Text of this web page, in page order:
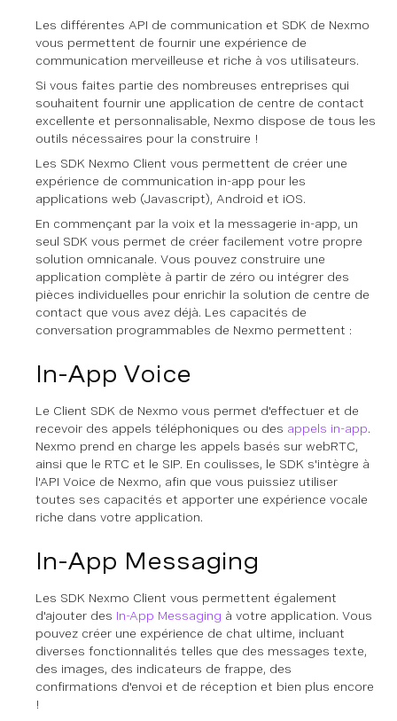
Les différentes API de communication et SDK de Nexmo
vous permettent de fournir une expérience de
communication merveilleuse et riche à vos utilisateurs.
Si vous faites partie des nombreuses entreprises qui
souhaitent fournir une application de centre de contact
excellente et personnalisable, Nexmo dispose de tous les
outils nécessaires pour la construire !
Les SDK Nexmo Client vous permettent de créer une
expérience de communication in-app pour les
applications web (Javascript), Android et iOS.
En commençant par la voix et la messagerie in-app, un
seul SDK vous permet de créer facilement votre propre
solution omnicanale. Vous pouvez construire une
application complète à partir de zéro ou intégrer des
pièces individuelles pour enrichir la solution de centre de
contact que vous avez déjà. Les capacités de
conversation programmables de Nexmo permettent :
In-App Voice
Le Client SDK de Nexmo vous permet d'effectuer et de
recevoir des appels téléphoniques ou des appels in-app.
Nexmo prend en charge les appels basés sur webRTC,
ainsi que le RTC et le SIP. En coulisses, le SDK s'intègre à
l'API Voice de Nexmo, afin que vous puissiez utiliser
toutes ses capacités et apporter une expérience vocale
riche dans votre application.
In-App Messaging
Les SDK Nexmo Client vous permettent également
d'ajouter des In-App Messaging à votre application. Vous
pouvez créer une expérience de chat ultime, incluant
diverses fonctionnalités telles que des messages texte,
des images, des indicateurs de frappe, des
confirmations d'envoi et de réception et bien plus encore
!